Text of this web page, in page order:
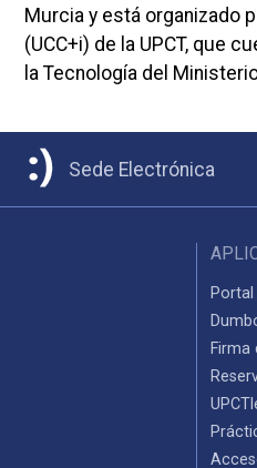
Murcia y está organizado
(UCC+i) de la UPCT, que
la Tecnología del
Sede Electrónica
Firma